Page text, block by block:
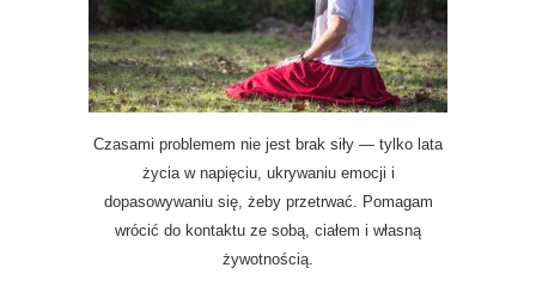
Czasami problemem nie jest brak siły — tylko lata
życia w napięciu, ukrywaniu emocji i
dopasowywaniu się, żeby przetrwać. Pomagam
wrócić do kontaktu ze sobą, ciałem i własną
żywotnością.